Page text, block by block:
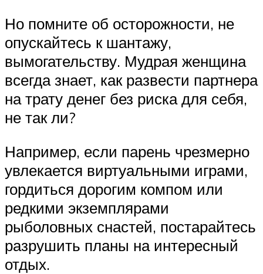
Но помните об осторожности, не
опускайтесь к шантажу,
вымогательству. Мудрая женщина
всегда знает, как развести партнера
на трату денег без риска для себя,
не так ли?
Например, если парень чрезмерно
увлекается виртуальными играми,
гордиться дорогим компом или
редкими экземплярами
рыболовных снастей, постарайтесь
разрушить планы на интересный
отдых.